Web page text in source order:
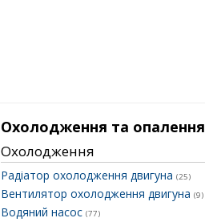
Охолодження та опалення
Охолодження
Радіатор охолодження двигуна (25)
Вентилятор охолодження двигуна (9)
Водяний насос (77)